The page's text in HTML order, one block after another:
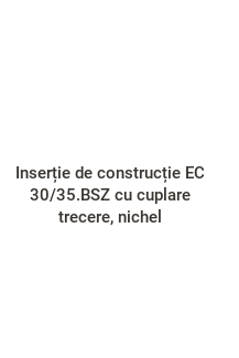
Inserție de construcție EC
30/35.BSZ cu cuplare
trecere, nichel